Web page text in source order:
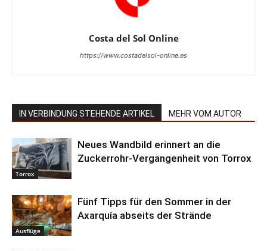
Costa del Sol Online
https://www.costadelsol-online.es
IN VERBINDUNG STEHENDE ARTIKEL MEHR VOM AUTOR
Torrox
Neues Wandbild erinnert an die
Zuckerrohr-Vergangenheit von Torrox
Ausflüge
Fünf Tipps für den Sommer in der
Axarquía abseits der Strände